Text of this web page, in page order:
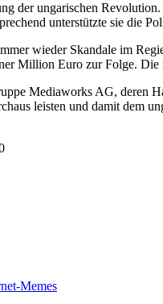
der ungarischen
unterstützte sie die
wieder Skandale im
Million Euro zur Folge.
Mediaworks AG, deren
leisten und damit
Memes